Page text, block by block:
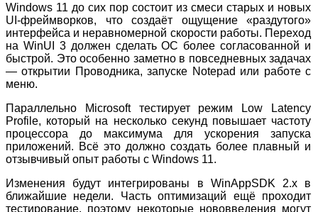
Windows 11 до сих пор состоит из смеси старых и новых
UI ‑фреймворков, что создаёт ощущение «раздутого»
интерфейса и неравномерной скорости работы. Переход
на WinUI 3 должен сделать ОС более согласованной и
быстрой. Это особенно заметно в повседневных задачах
— открытии Проводника, запуске Notepad или работе с
меню.
Параллельно Microsoft тестирует режим Low Latency
Profile, который на несколько секунд повышает частоту
процессора до максимума для ускорения запуска
приложений. Всё это должно создать более плавный и
отзывчивый опыт работы с Windows 11.
Изменения будут интегрированы в WinAppSDK 2.x в
ближайшие недели. Часть оптимизаций ещё проходит
тестирование, поэтому некоторые нововведения могут